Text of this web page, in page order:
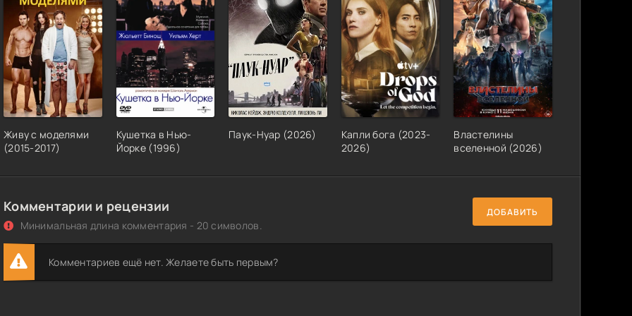
Живу с моделями
(2015-2017)
Кушетка в Нью-
Йорке (1996)
Паук-Нуар (2026)
Капли бога (2023-
2026)
Властелины
вселенной (2026)
Комментарии и рецензии
Минимальная длина комментария - 20 символов.
ДОБАВИТЬ
Комментариев ещё нет. Желаете быть первым?